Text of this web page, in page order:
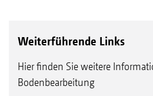
Weiterführende Links
Hier finden Sie weitere
Bodenbearbeitung